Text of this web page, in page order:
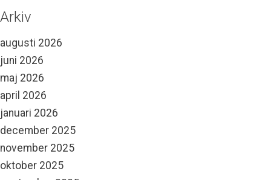
Arkiv
augusti 2026
juni 2026
maj 2026
april 2026
januari 2026
december 2025
november 2025
oktober 2025